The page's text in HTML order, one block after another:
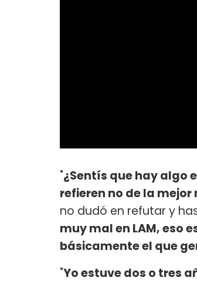
"¿Sentís que hay algo
refieren no de la
no dudó en refutar y
muy mal en LAM, eso
básicamente el que
"Yo estuve dos o tres